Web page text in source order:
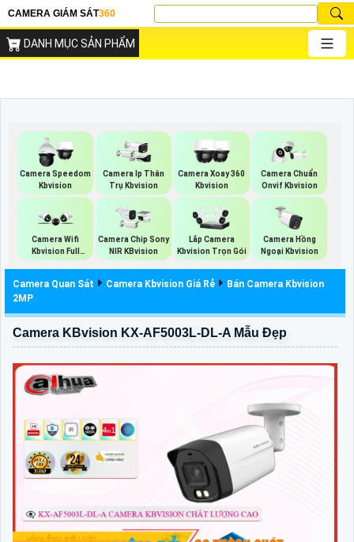
CAMERA GIÁM SÁT360
DANH MỤC SẢN PHẨM
Camera Speedom
Kbvision
Camera Ip Thân
Trụ Kbvision
Camera Xoay 360
Kbvision
Camera Chuẩn
Onvif Kbvision
Camera Wifi
Kbvision Full
Color
Camera Chip Sony
NIR KBvision
Lắp Camera
Kbvision Trọn Gói
Camera Hồng
Ngoại Kbvision
Camera Quan Sát Camera Kbvision Giá Rẻ
Bán Camera Kbvision
2MP
Camera KBvision KX-AF5003L-DL-A Mẫu Đẹp